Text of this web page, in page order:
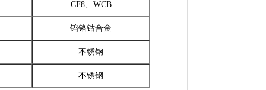
CF8、WCB
钨铬钴合金
不锈钢
不锈钢